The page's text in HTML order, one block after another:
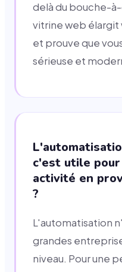
delà du bouche-
vitrine web élargit
et prouve que
sérieuse et
c'est utile
activité en
?
L'automatisation
grandes
niveau. Pour une